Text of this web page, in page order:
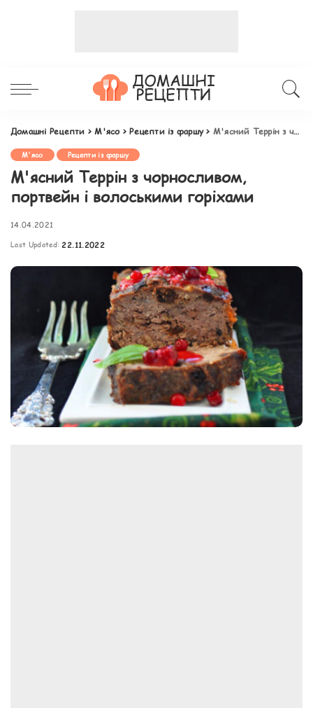
Домашні Рецепти >М'ясо>Рецепти із фаршу> М'ясний Террін з чорносливом, портвейн і волоськими горіхами
М'ясо Рецепти із фаршу
М'ясний Террін з чорносливом,
портвейн і волоськими горіхами
14.04.2021
Last Updated: 22.11.2022